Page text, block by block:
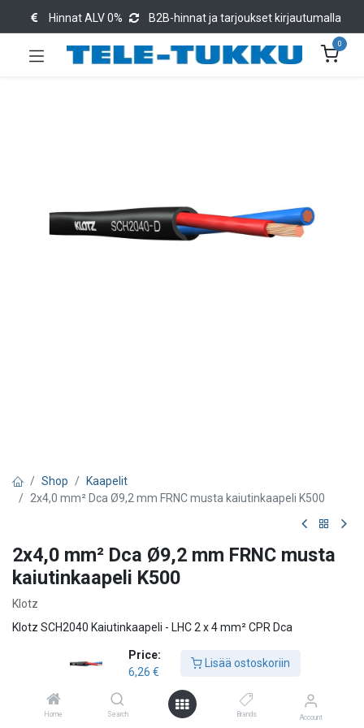
Price:
6,26 €
Lisää ostoskoriin
Home Search Brands Account
Hinnat ALV 0% B2B-hinnat ja tarjoukset kirjautumalla
0
Shop
Kaapelit
2x4,0 mm² Dca Ø9,2 mm FRNC musta kaiutinkaapeli K500
2x4,0 mm² Dca Ø9,2 mm FRNC musta
kaiutinkaapeli K500
Klotz
Klotz SCH2040 Kaiutinkaapeli - LHC 2 x 4 mm² CPR Dca
Klotzin SCH-kaiutinkaapeleiden tunnusomainen piirre on erittäin
ohut ja putkimainen ulkovaippa, mikä tuo kaksi etua: alhaisempien
kustannusten lisäksi myös palamislämpö pysyy pienenä – tärkeä
kriteeri monissa rakennusasennuksissa.